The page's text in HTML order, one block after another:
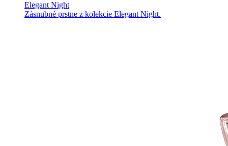
Elegant Night
Zásnubné prstne z kolekcie Elegant Night.